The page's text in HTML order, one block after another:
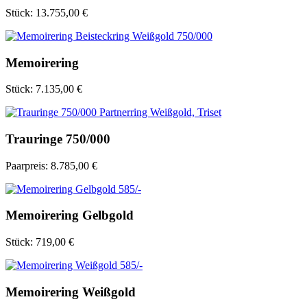
Stück: 13.755,00 €
Memoirering
Stück: 7.135,00 €
Trauringe 750/000
Paarpreis: 8.785,00 €
Memoirering Gelbgold
Stück: 719,00 €
Memoirering Weißgold